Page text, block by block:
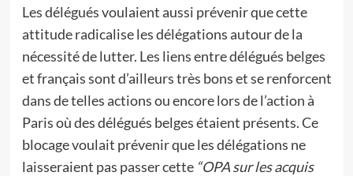
Les délégués voulaient aussi prévenir que cette
attitude radicalise les délégations autour de la
nécessité de lutter. Les liens entre délégués belges
et français sont d’ailleurs très bons et se renforcent
dans de telles actions ou encore lors de l’action à
Paris où des délégués belges étaient présents. Ce
blocage voulait prévenir que les délégations ne
laisseraient pas passer cette “OPA sur les acquis